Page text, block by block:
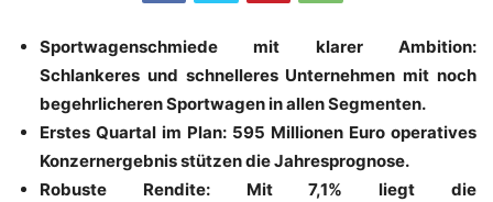
Sportwagenschmiede mit klarer Ambition:
Schlankeres und schnelleres Unternehmen mit noch
begehrlicheren Sportwagen in allen Segmenten.
Erstes Quartal im Plan: 595 Millionen Euro operatives
Konzernergebnis stützen die Jahresprognose.
Robuste Rendite: Mit 7,1% liegt die